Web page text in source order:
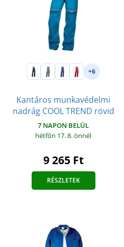
+6
Kantáros munkavédelmi
nadrág COOL TREND rövid
7 NAPON BELÜL
hétfőn 17. 8.önnél
9 265 Ft
RÉSZLETEK